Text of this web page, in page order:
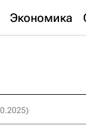
Экономика